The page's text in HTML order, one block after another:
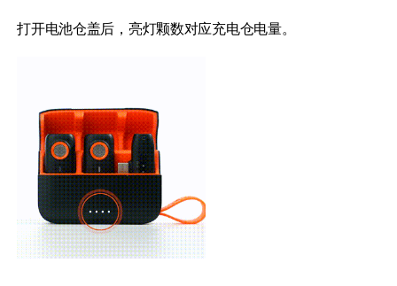
打开电池仓盖后，亮灯颗数对应充电仓电量。